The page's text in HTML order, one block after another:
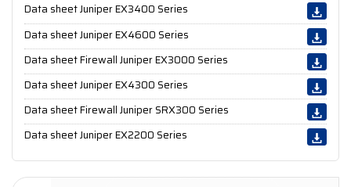
Data sheet Juniper EX3400 Series
Data sheet Juniper EX4600 Series
Data sheet Firewall Juniper EX3000 Series
Data sheet Juniper EX4300 Series
Data sheet Firewall Juniper SRX300 Series
Data sheet Juniper EX2200 Series